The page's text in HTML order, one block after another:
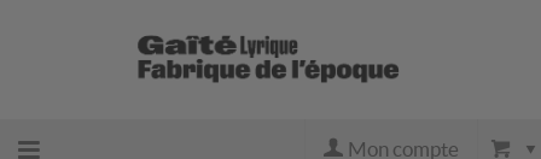
Mon compte